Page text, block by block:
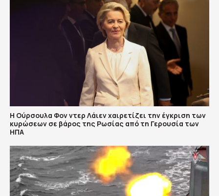
Η Ούρσουλα Φον ντερ Λάιεν χαιρετίζει την έγκριση των
κυρώσεων σε βάρος της Ρωσίας από τη Γερουσία των
ΗΠΑ